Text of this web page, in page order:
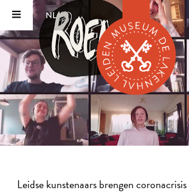
NL
Leidse kunstenaars brengen